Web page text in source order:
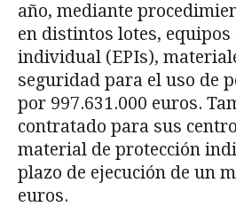
año, mediante
en distintos lotes, equipos
individual (EPIs),
seguridad para el uso de
por 997.631.000 euros.
contratado para sus
material de protección
plazo de ejecución de un
euros.